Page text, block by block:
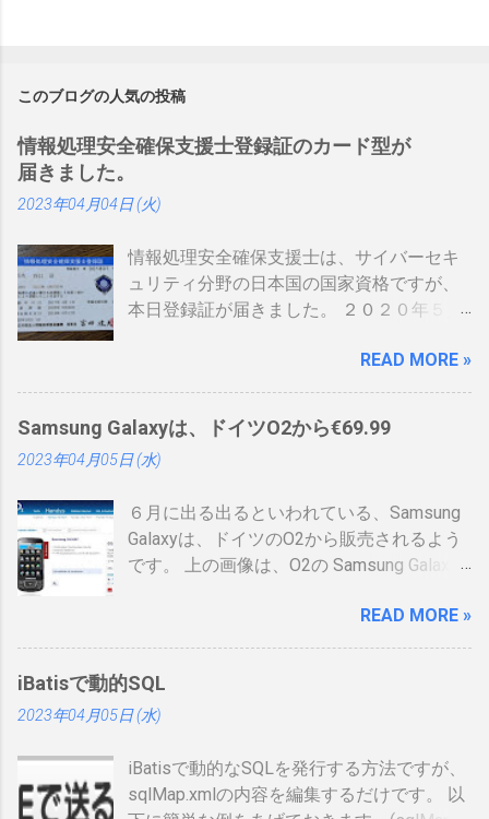
このブログの人気の投稿
情報処理安全確保支援士登録証のカード型が
届きました。
2023年04月04日 (火)
情報処理安全確保支援士は、サイバーセキ
ュリティ分野の日本国の国家資格ですが、
本日登録証が届きました。 ２０２０年５月
登場しました。 制度見直しについて：
https://www.ipa.go.jp/siensi/kaisei.html 情報
処理安全確保支援士の情報は、あまりネッ
トに上がっていないので、情報共有です。
表 パット見て車の免許証みたい。いや保険
ールドと色が変わるらしい。（ゴールドと
か運転免許みたい）、でもこれって、せっ
かく作ったのに、今のデジタル庁云々の話
てしまい短い命なのではないかなと思った
りします。 カードの色について：
https://www.ipa.go.jp/siensi/toberiss/index.
html ※生年月日の部分だけ加工しました。
※登録番号は、公開番号なので大丈夫で
す。 ※名前は、私の場合隠しても意味がな
いです 裏 「登録削除されたときは、この登
録証を返納すること」の記載が気になりま
READ MORE »
Samsung Galaxyは、ドイツO2から€69.99
2023年04月05日 (水)
６月に出る出るといわれている、Samsung
Galaxyは、ドイツのO2から販売されるよう
です。 上の画像は、O2の Samsung Galaxy
すが、何が書いてあるのかわかりません。
ためしにカートに入れる動作をしてみまし
せんでした。 現状では、Android端末はHTC
からしか発売出ていません。従ってサムソ
大きな進展でデバイスの幅も広がるので大
注目をしています。 以下、おさらいとし
READ MORE »
iBatisで動的SQL
2023年04月05日 (水)
iBatisで動的なSQLを発行する方法ですが、
sqlMap.xmlの内容を編集するだけです。 以